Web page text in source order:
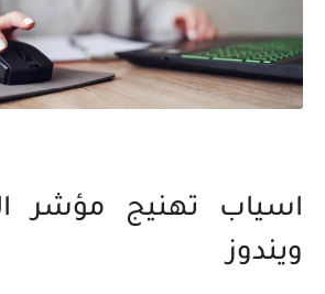
اسياب تهنيج مؤشر
ويندوز